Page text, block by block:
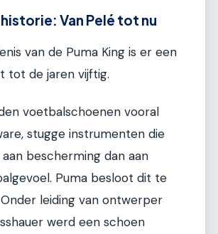
Van Pelé tot nu
van de Puma King is er een
tot de jaren vijftig.
voetbalschoenen vooral
stugge instrumenten die
bescherming dan aan
Puma besloot dit te
leiding van ontwerper
werd een schoen